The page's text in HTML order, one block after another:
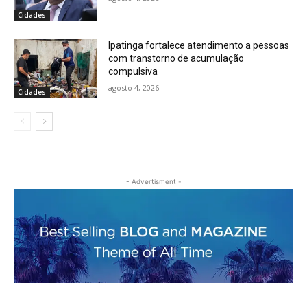
Cidades
Cidades
Ipatinga fortalece atendimento a pessoas
com transtorno de acumulação
compulsiva
agosto 4, 2026
- Advertisment -